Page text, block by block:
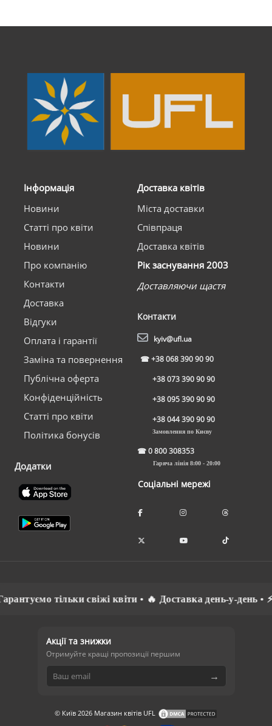
Інформація
Новини
Статті про квіти
Новини
Про компанію
Контакти
Доставка
Відгуки
Оплата і гарантії
Заміна та повернення
Публічна оферта
Конфіденційність
Статті про квіти
Політика бонусів
Додатки
Доставка квітів
Міста доставки
Співпраця
Доставка квітів
Рік заснування 2003
Доставляючи щастя
Контакти
kyiv@ufl.ua
☎+38 068 390 90 90
+38 073 390 90 90
+38 095 390 90 90
+38 044 390 90 90
Замовлення по Києву
☎0 800 308353
Гаряча лінія 8:00 - 20:00
Соціальні мережі
тільки свіжі квіти • 🔥 Доставка день-у-день • ⚡
Акції та знижки
Отримуйте кращі пропозиції першим
→
© Київ 2026 Магазин квітів UFL